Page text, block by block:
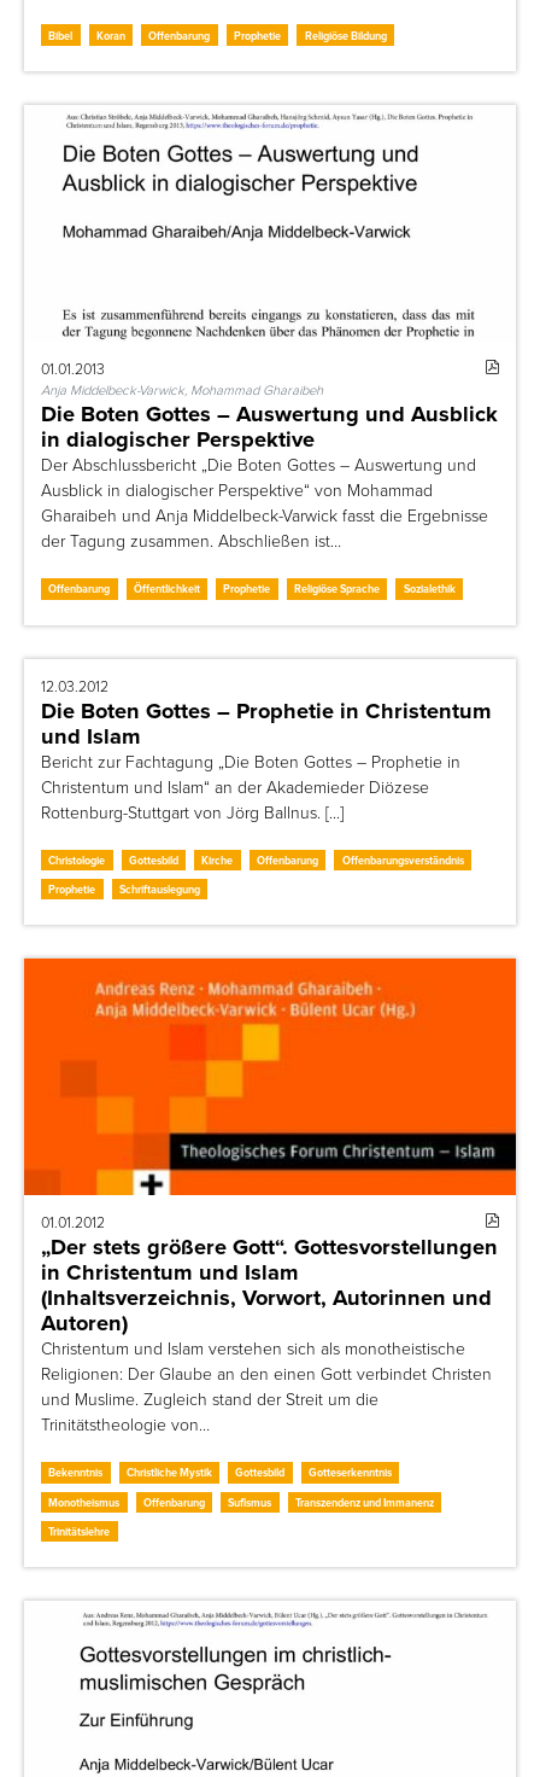
Bibel Koran Offenbarung Prophetie Religiöse Bildung
01.01.2013
Anja Middelbeck-Varwick, Mohammad Gharaibeh
Die Boten Gottes – Auswertung und Ausblick
in dialogischer Perspektive
Der Abschlussbericht „Die Boten Gottes – Auswertung und
Ausblick in dialogischer Perspektive“ von Mohammad
Gharaibeh und Anja Middelbeck-Varwick fasst die Ergebnisse
der Tagung zusammen. Abschließen ist…
Offenbarung Öffentlichkeit Prophetie Religiöse Sprache Sozialethik
12.03.2012
Die Boten Gottes – Prophetie in Christentum
und Islam
Bericht zur Fachtagung „Die Boten Gottes – Prophetie in
Christentum und Islam“ an der Akademieder Diözese
Rottenburg-Stuttgart von Jörg Ballnus. [...]
Christologie Gottesbild Kirche Offenbarung
Offenbarungsverständnis
Prophetie
Schriftauslegung
01.01.2012
„Der stets größere Gott“. Gottesvorstellungen
in Christentum und Islam
(Inhaltsverzeichnis, Vorwort, Autorinnen und
Autoren)
Christentum und Islam verstehen sich als monotheistische
Religionen: Der Glaube an den einen Gott verbindet Christen
und Muslime. Zugleich stand der Streit um die
Trinitätstheologie von…
Bekenntnis Christliche Mystik Gottesbild
Gotteserkenntnis
Monotheismus
Offenbarung Sufismus
Transzendenz und Immanenz
Trinitätslehre